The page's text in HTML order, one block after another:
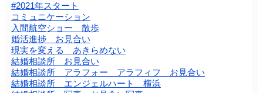
#2021年スタート
コミュニケーション
入間航空ショー 散歩
婚活進捗 お見合い
現実を変える あきらめない
結婚相談所 お見合い
結婚相談所 アラフォー アラフィフ お見合い
結婚相談所 エンジェルハート 横浜